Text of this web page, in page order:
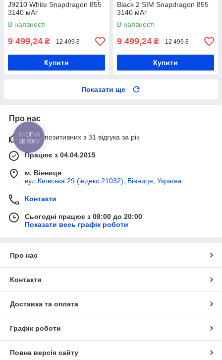
J9210 White Snapdragon 855
3140 мАг
В наявності
9 499,24 ₴ 12 499 ₴
Купити
Black 2 SIM Snapdragon 855
3140 мАг
В наявності
9 499,24 ₴ 12 499 ₴
Купити
Показати ще
Про нас
100% позитивних з 31 відгука за рік
Працює з 04.04.2015
м. Вінниця
вул Київська 29 (індекс 21032), Вінниця, Україна
Контакти
Сьогодні працює з 08:00 до 20:00
Показати весь графік роботи
Про нас
Контакти
Доставка та оплата
Графік роботи
Повна версія сайту
КНОПКА
ЗВ'ЯЗКУ